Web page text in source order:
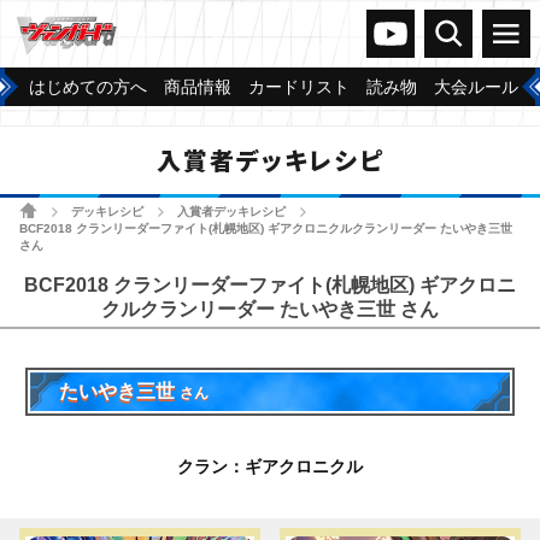
ヴァンガードch
検索 メニュー
はじめての方へ 商品情報 カードリスト 読み物 大会ルール
入賞者デッキレシピ
ホームデッキレシピ 入賞者デッキレシピ
BCF2018 クランリーダーファイト(札幌地区) ギアクロニクルクランリーダー たいやき三世
さん
BCF2018 クランリーダーファイト(札幌地区) ギアクロニ
クルクランリーダー たいやき三世 さん
たいやき三世 さん
クラン：ギアクロニクル